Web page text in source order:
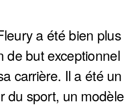
a été bien plus
de but exceptionnel
carrière. Il a été un
du sport, un modèle